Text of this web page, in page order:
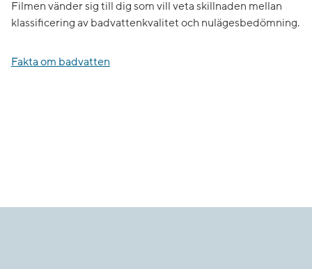
Filmen vänder sig till dig som vill veta skillnaden mellan
klassificering av badvattenkvalitet och nulägesbedömning.
Fakta om badvatten